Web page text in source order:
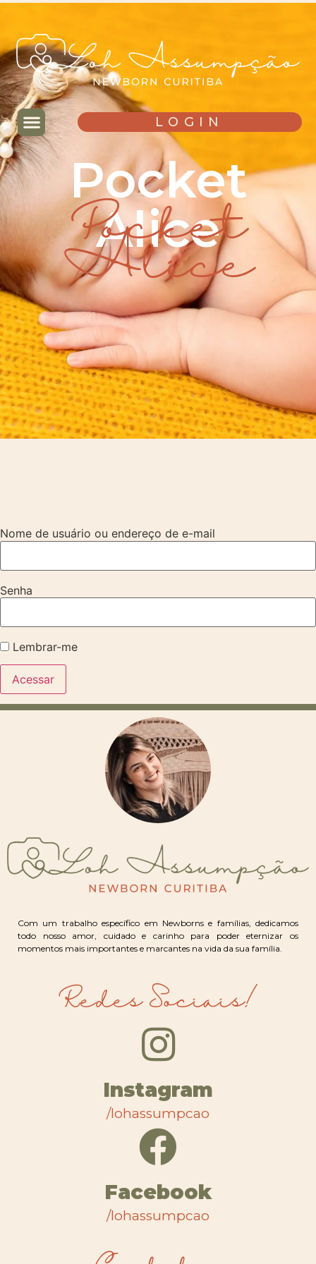
LOGIN
Pocket
Alice
Pocket
Alice
Nome de usuário ou endereço de e-mail
Senha
Lembrar-me
Com um trabalho específico em Newborns e famílias, dedicamos
todo nosso amor, cuidado e carinho para poder eternizar os
momentos mais importantes e marcantes na vida da sua família.
Redes Sociais!
Instagram
/lohassumpcao
Facebook
/lohassumpcao